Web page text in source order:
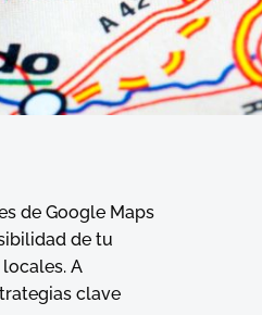
de Google Maps
de tu
A
clave